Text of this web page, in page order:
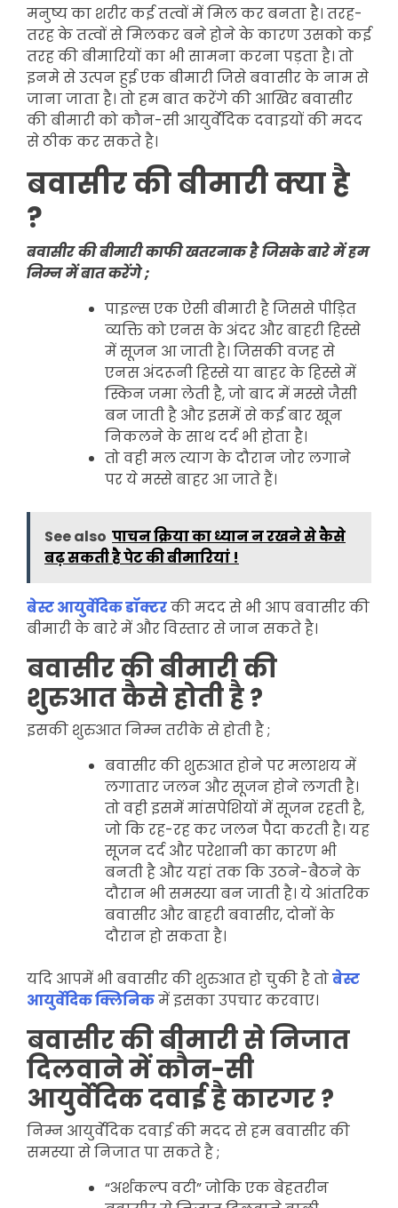
मनुष्य का शरीर कई तत्वों में मिल कर बनता है। तरह-
तरह के तत्वों से मिलकर बने होने के कारण उसको कई
तरह की बीमारियों का भी सामना करना पड़ता है। तो
इनमे से उत्पन हुई एक बीमारी जिसे बवासीर के नाम से
जाना जाता है। तो हम बात करेंगे की आखिर बवासीर
की बीमारी को कौन-सी आयुर्वेदिक दवाइयों की मदद
से ठीक कर सकते है।
बवासीर की बीमारी क्या है
?
बवासीर की बीमारी काफी खतरनाक है जिसके बारे में हम
निम्न में बात करेंगे ;
पाइल्स एक ऐसी बीमारी है जिससे पीड़ित
व्यक्ति को एनस के अंदर और बाहरी हिस्से
में सूजन आ जाती है। जिसकी वजह से
एनस अंदरूनी हिस्से या बाहर के हिस्से में
स्किन जमा लेती है, जो बाद में मस्से जैसी
बन जाती है और इसमें से कई बार खून
निकलने के साथ दर्द भी होता है।
तो वही मल त्याग के दौरान जोर लगाने
पर ये मस्से बाहर आ जाते हैं।
See also पाचन क्रिया का ध्यान न रखने से कैसे
बढ़ सकती है पेट की बीमारियां !
बेस्ट आयुर्वेदिक डॉक्टरकी मदद से भी आप बवासीर की
बीमारी के बारे में और विस्तार से जान सकते है।
बवासीर की बीमारी की
शुरुआत कैसे होती है ?
इसकी शुरुआत निम्न तरीके से होती है ;
बवासीर की शुरुआत होने पर मलाशय में
लगातार जलन और सूजन होने लगती है।
तो वही इसमें मांसपेशियों में सूजन रहती है,
जो कि रह-रह कर जलन पैदा करती है। यह
सूजन दर्द और परेशानी का कारण भी
बनती है और यहां तक कि उठने-बैठने के
दौरान भी समस्या बन जाती है। ये आंतरिक
बवासीर और बाहरी बवासीर, दोनों के
दौरान हो सकता है।
यदि आपमें भी बवासीर की शुरुआत हो चुकी है तोबेस्ट
आयुर्वेदिक क्लिनिकमें इसका उपचार करवाए।
बवासीर की बीमारी से निजात
दिलवाने में कौन-सी
आयुर्वेदिक दवाई है कारगर ?
निम्न आयुर्वेदिक दवाई की मदद से हम बवासीर की
समस्या से निजात पा सकते है ;
“अर्शकल्प वटी” जोकि एक बेहतरीन